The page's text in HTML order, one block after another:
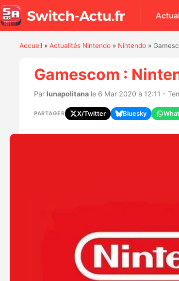
Accueil» Actualités Nintendo» Nintendo»
Gamescom :
Par lunapolitanale 6 Mar 2020 à 12:11 -
PARTAGER X/Twitter Bluesky